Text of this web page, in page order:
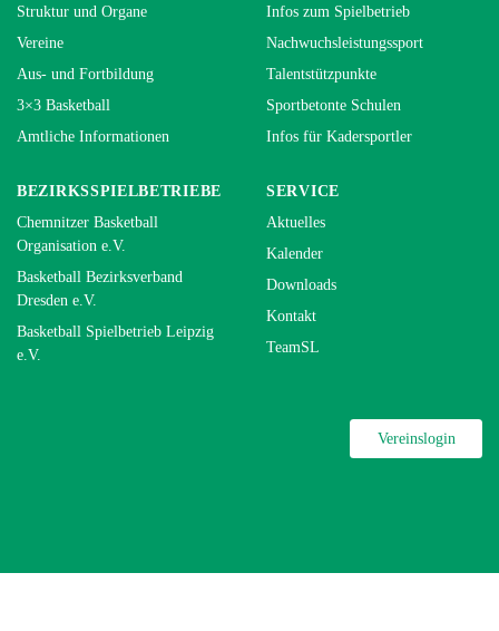
Struktur und Organe
Vereine
Aus- und Fortbildung
3×3 Basketball
Amtliche Informationen
Infos zum Spielbetrieb
Nachwuchsleistungssport
Talentstützpunkte
Sportbetonte Schulen
Infos für Kadersportler
BEZIRKSSPIELBETRIEBE
Chemnitzer Basketball
Organisation e.V.
Basketball Bezirksverband
Dresden e.V.
Basketball Spielbetrieb Leipzig
e.V.
SERVICE
Aktuelles
Kalender
Downloads
Kontakt
TeamSL
Vereinslogin